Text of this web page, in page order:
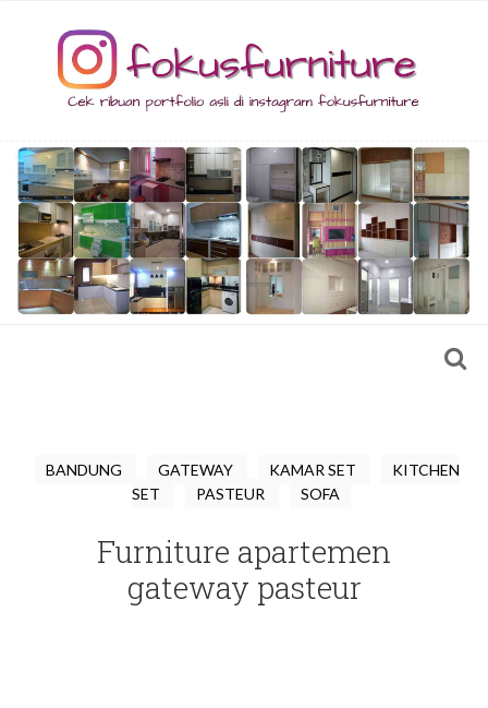
BANDUNG GATEWAY KAMAR SET
KITCHEN
SET
PASTEUR SOFA
Furniture apartemen
gateway pasteur